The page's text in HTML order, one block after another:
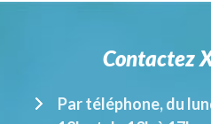
Contactez
Par téléphone, du